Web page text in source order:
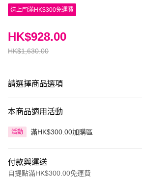
送上門滿HK$300免運費
HK$1,630.00
HK$928.00
請選擇商品選項
本商品適用活動
活動 滿HK$300.00加購區
付款與運送
自提點滿HK$300.00免運費